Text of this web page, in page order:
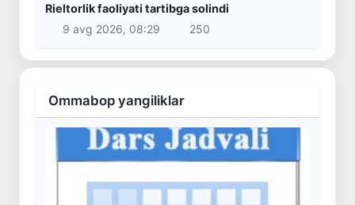
Rieltorlik faoliyati tartibga solindi
9 avg 2026, 08:29
250
Ommabop yangiliklar